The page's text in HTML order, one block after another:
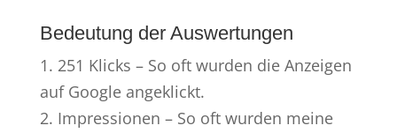
Bedeutung der Auswertungen
1. 251 Klicks – So oft wurden die Anzeigen
auf Google angeklickt.
2. Impressionen – So oft wurden meine